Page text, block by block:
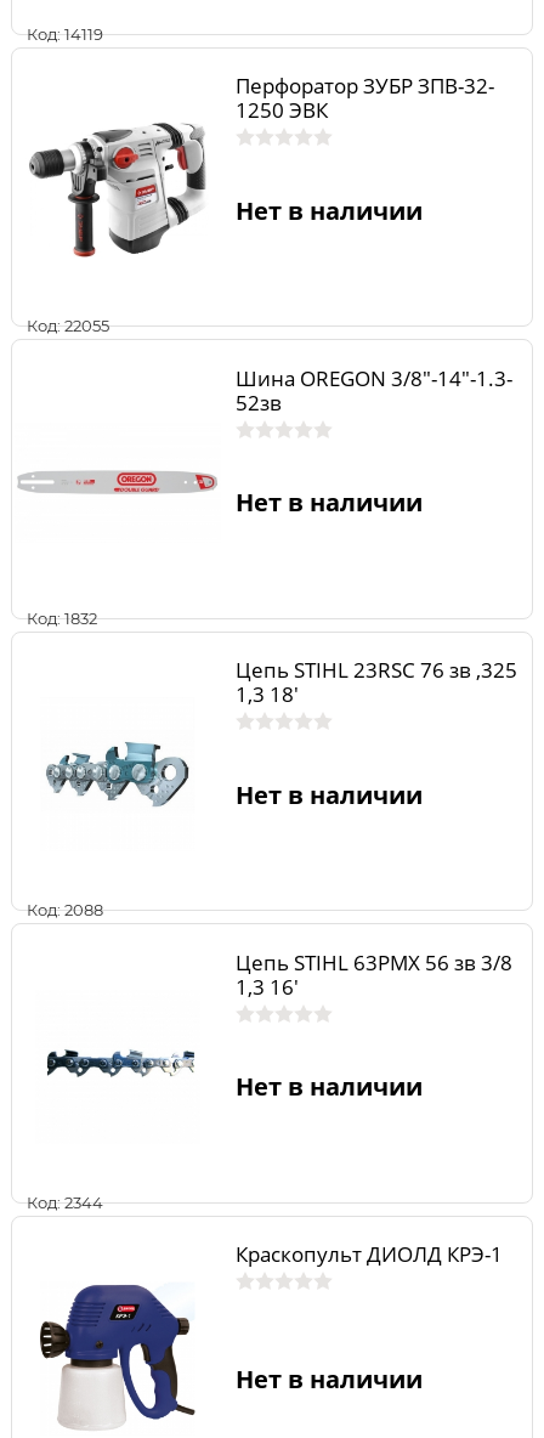
Код: 14119
Код: 22055
Перфоратор ЗУБР ЗПВ-32-
1250 ЭВК
Нет в наличии
Код: 1832
Шина OREGON 3/8"-14"-1.3-
52зв
Нет в наличии
Код: 2088
Цепь STIHL 23RSC 76 зв ,325
1,3 18'
Нет в наличии
Код: 2344
Цепь STIHL 63PMX 56 зв 3/8
1,3 16'
Нет в наличии
Краскопульт ДИОЛД КРЭ-1
Нет в наличии